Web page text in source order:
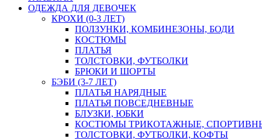
ОДЕЖДА ДЛЯ ДЕВОЧЕК
КРОХИ (0-3 ЛЕТ)
ПОЛЗУНКИ, КОМБИНЕЗОНЫ, БОДИ
КОСТЮМЫ
ПЛАТЬЯ
ТОЛСТОВКИ, ФУТБОЛКИ
БРЮКИ И ШОРТЫ
БЭБИ (3-7 ЛЕТ)
ПЛАТЬЯ НАРЯДНЫЕ
ПЛАТЬЯ ПОВСЕДНЕВНЫЕ
БЛУЗКИ, ЮБКИ
КОСТЮМЫ ТРИКОТАЖНЫЕ,
ТОЛСТОВКИ, ФУТБОЛКИ, КОФТЫ